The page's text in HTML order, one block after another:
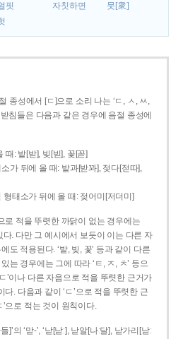
핏 자칫하면
뭇[衆]
종성에서 [ㄷ]으로 소리 나는 ‘ㄷ, ㅅ, ㅆ,
침들은 다음과 같은 경우에 음절 종성에
: 밭[받], 빚[빋], 꽃[꼳]
가 뒤에 올 때: 밭과[받꽈], 젖다[젇따],
태소가 뒤에 올 때: 젖어미[저더미]
로 적을 뚜렷한 까닭이 없는 경우에는
다. 다만 그 예시에서 보듯이 이는 다른 자
도 적용된다. ‘밭, 빚, 꽃’ 등과 같이 다른
는 경우에는 그에 따라 ‘ㅌ, ㅈ, ㅊ’ 등으
’이나 다른 자음으로 적을 뚜렷한 근거가
다. 다음과 같이 ‘ㄷ’으로 적을 뚜렷한 근
으로 적는 것이 원칙이다.
의 ‘맏-’, ‘낟[낟ː], 낟알[나ː달], 낟가리[낟ː